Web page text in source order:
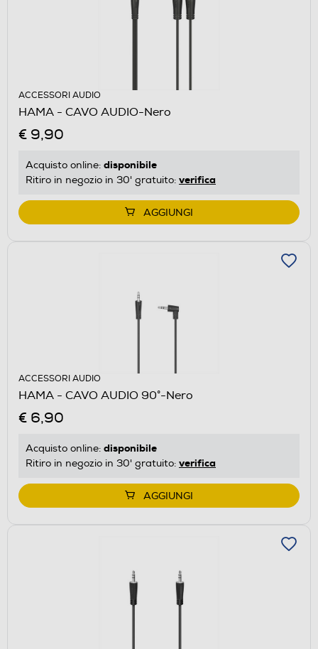
ACCESSORI AUDIO
HAMA - CAVO AUDIO-Nero
€ 9,90
Acquisto online: disponibile
Ritiro in negozio in 30' gratuito: verifica
AGGIUNGI
ACCESSORI AUDIO
HAMA - CAVO AUDIO 90°-Nero
€ 6,90
Acquisto online: disponibile
Ritiro in negozio in 30' gratuito: verifica
AGGIUNGI